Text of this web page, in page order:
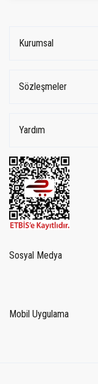
Kurumsal
Sözleşmeler
Yardım
Sosyal Medya
Mobil Uygulama